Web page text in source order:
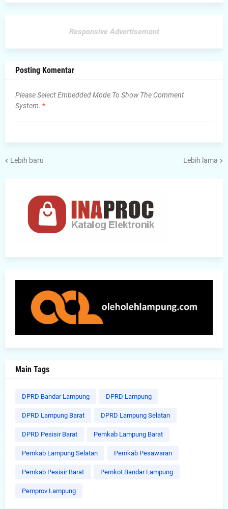
Responsive Advertisement
Posting Komentar
Please Select Embedded Mode To Show The Comment
System. *
Lebih baru Lebih lama
Main Tags
DPRD Bandar Lampung DPRD Lampung
DPRD Lampung Barat DPRD Lampung Selatan
DPRD Pesisir Barat Pemkab Lampung Barat
Pemkab Lampung Selatan Pemkab Pesawaran
Pemkab Pesisir Barat Pemkot Bandar Lampung
Pemprov Lampung